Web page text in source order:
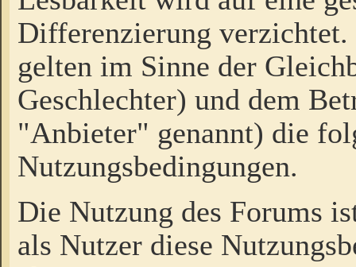
Differenzierung
gelten im Sinne der
Geschlechter) und dem
"Anbieter" genannt) die
Nutzungsbedingungen.
Die Nutzung des Forums
als Nutzer diese